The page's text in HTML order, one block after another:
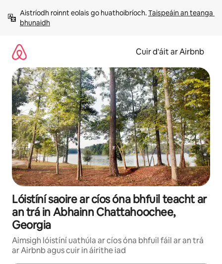
chuig
ábhar
Aistríodh roinnt eolais go huathoibríoch. Taispeáin an teanga
bhunaidh
Cuir d'áit ar Airbnb
Lóistíní saoire ar cíos óna bhfuil teacht ar
an trá in Abhainn Chattahoochee,
Georgia
Aimsigh lóistíní uathúla ar cíos óna bhfuil fáil ar an trá
ar Airbnb agus cuir in áirithe iad